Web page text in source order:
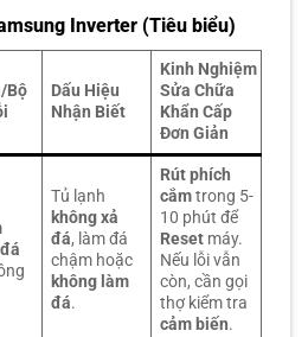
Inverter (Tiêu biểu)
Bộ
Dấu Hiệu
Nhận Biết
Kinh Nghiệm
Sửa Chữa
Khẩn Cấp
Đơn Giản
Tủ lạnh
không xả
đá, làm đá
chậm hoặc
không làm
đá.
Rút phích
cắmtrong 5-
10 phút để
Reset máy.
Nếu lỗi vẫn
còn, cần gọi
thợ kiểm tra
cảm biến.